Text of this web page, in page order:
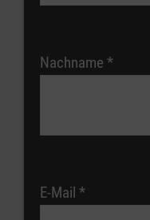
Nachname *
E-Mail *